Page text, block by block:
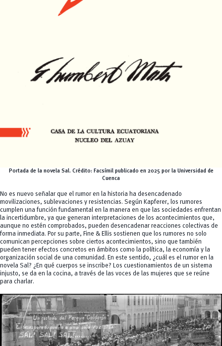
Portada de la novela Sal. Crédito: Facsímil publicado en 2025 por la Universidad de
Cuenca
No es nuevo señalar que el rumor en la historia ha desencadenado
movilizaciones, sublevaciones y resistencias. Según Kapferer, los rumores
cumplen una función fundamental en la manera en que las sociedades enfrentan
la incertidumbre, ya que generan interpretaciones de los acontecimientos que,
aunque no estén comprobados, pueden desencadenar reacciones colectivas de
forma inmediata. Por su parte, Fine & Ellis sostienen que los rumores no solo
comunican percepciones sobre ciertos acontecimientos, sino que también
pueden tener efectos concretos en ámbitos como la política, la economía y la
organización social de una comunidad. En este sentido, ¿cuál es el rumor en la
novela Sal? ¿En qué cuerpos se inscribe? Los cuestionamientos de un sistema
injusto, se da en la cocina, a través de las voces de las mujeres que se reúne
para charlar.